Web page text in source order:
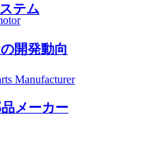
テム
開発動向
メーカー